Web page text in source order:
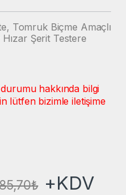
Tomruk Biçme Amaçlı
Şerit Testere
hakkında bilgi
lütfen bizimle iletişime
₺ +KDV